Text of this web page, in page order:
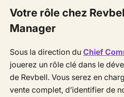
Votre rôle chez
Manager
Sous la direction du Chief
jouerez un rôle clé dans le
de Revbell. Vous serez en
vente complet, d’identifier de